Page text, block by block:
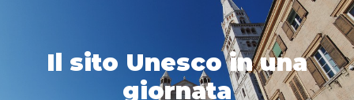
Il sito Unesco in una
giornata